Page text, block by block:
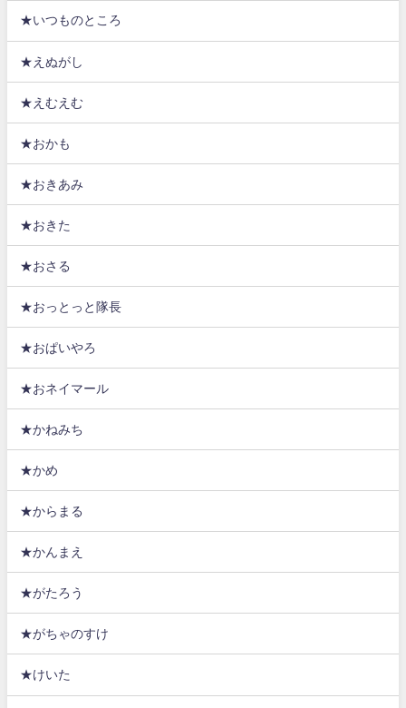
★いつものところ
★えぬがし
★えむえむ
★おかも
★おきあみ
★おきた
★おさる
★おっとっと隊長
★おぱいやろ
★おネイマール
★かねみち
★かめ
★からまる
★かんまえ
★がたろう
★がちゃのすけ
★けいた